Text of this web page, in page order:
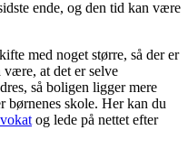
ende, og den tid kan være
med noget større, så der er
at det er selve
så boligen ligger mere
børnenes skole. Her kan du
og lede på nettet efter